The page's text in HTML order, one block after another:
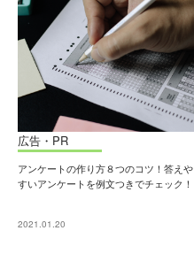
広告・PR
アンケートの作り方８つのコツ！答えや
すいアンケートを例文つきでチェック！
2021.01.20